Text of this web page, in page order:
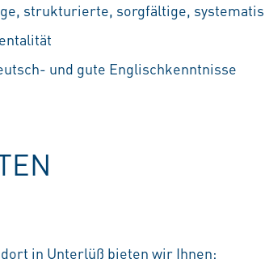
strukturierte, sorgfältige,
und gute Englischkenntnisse
in Unterlüß bieten wir Ihnen: